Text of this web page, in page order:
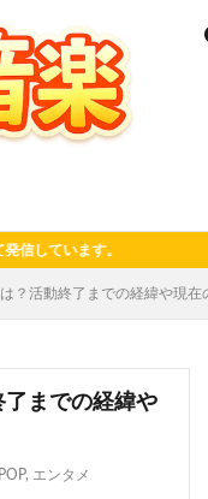
ます。
は？活動終了までの経緯や現
了までの経緯や
, エンタメ